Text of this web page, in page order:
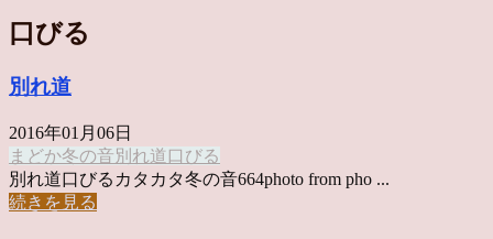
口びる
別れ道
2016年01月06日
まどか冬の音別れ道口びる
別れ道口びるカタカタ冬の音664photo from pho ...
続きを見る